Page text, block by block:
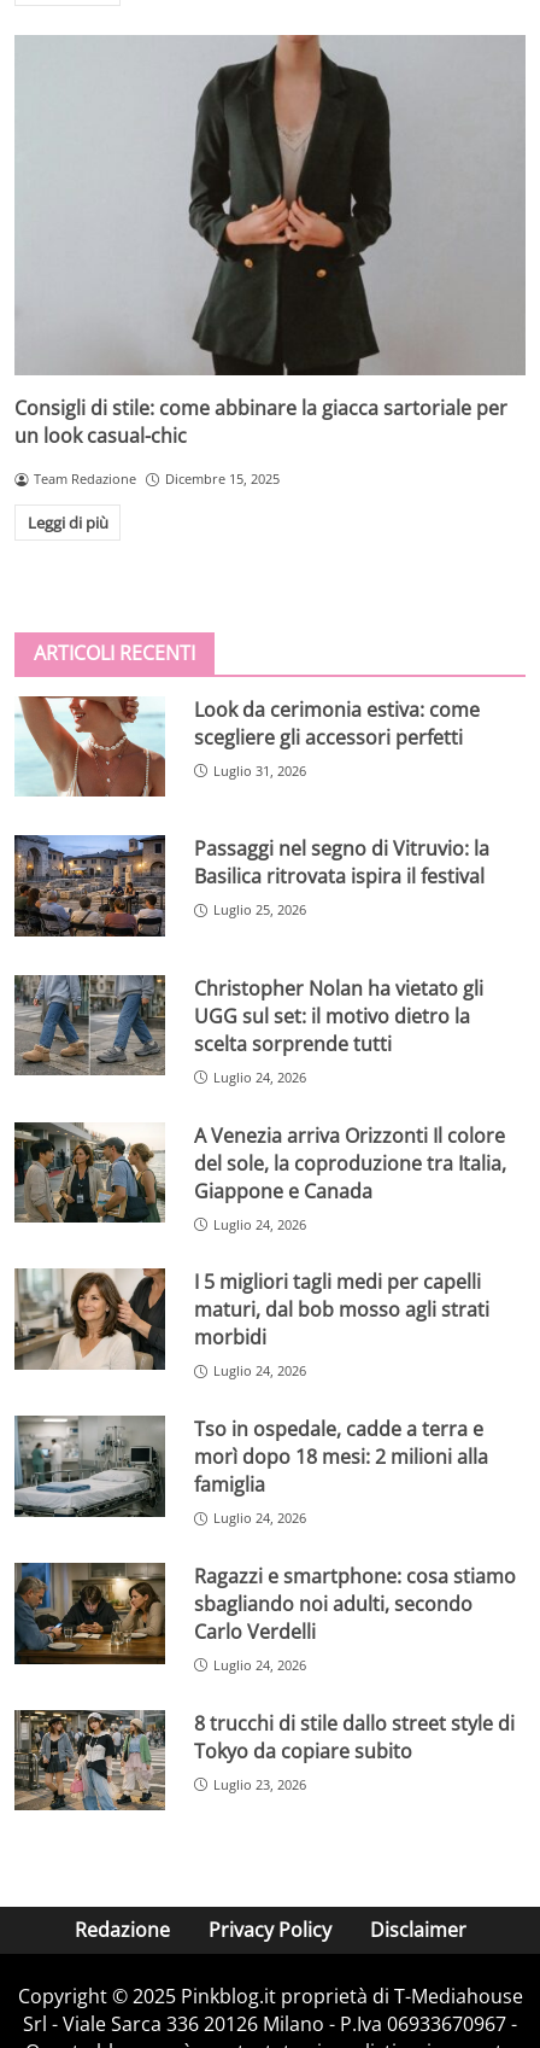
Consigli di stile: come abbinare la giacca sartoriale per
un look casual-chic
Team Redazione Dicembre 15, 2025
Leggi di più
ARTICOLI RECENTI
Look da cerimonia estiva: come
scegliere gli accessori perfetti
Luglio 31, 2026
Passaggi nel segno di Vitruvio: la
Basilica ritrovata ispira il festival
Luglio 25, 2026
Christopher Nolan ha vietato gli
UGG sul set: il motivo dietro la
scelta sorprende tutti
Luglio 24, 2026
A Venezia arriva Orizzonti Il colore
del sole, la coproduzione tra Italia,
Giappone e Canada
Luglio 24, 2026
I 5 migliori tagli medi per capelli
maturi, dal bob mosso agli strati
morbidi
Luglio 24, 2026
Tso in ospedale, cadde a terra e
morì dopo 18 mesi: 2 milioni alla
famiglia
Luglio 24, 2026
Ragazzi e smartphone: cosa stiamo
sbagliando noi adulti, secondo
Carlo Verdelli
Luglio 24, 2026
8 trucchi di stile dallo street style di
Tokyo da copiare subito
Luglio 23, 2026
Redazione Privacy Policy Disclaimer
Copyright © 2025 Pinkblog.it proprietà di T-Mediahouse
Srl - Viale Sarca 336 20126 Milano - P.Iva 06933670967 -